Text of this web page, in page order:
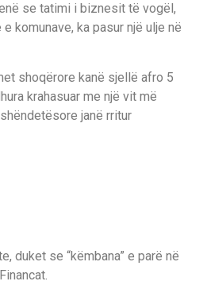
se tatimi i biznesit të vogël,
komunave, ka pasur një ulje në
shoqërore kanë sjellë afro 5
krahasuar me një vit më
janë rritur
duket se “këmbana” e parë në